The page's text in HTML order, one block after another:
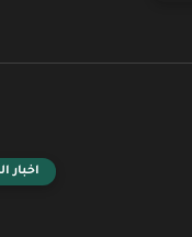
اخبار